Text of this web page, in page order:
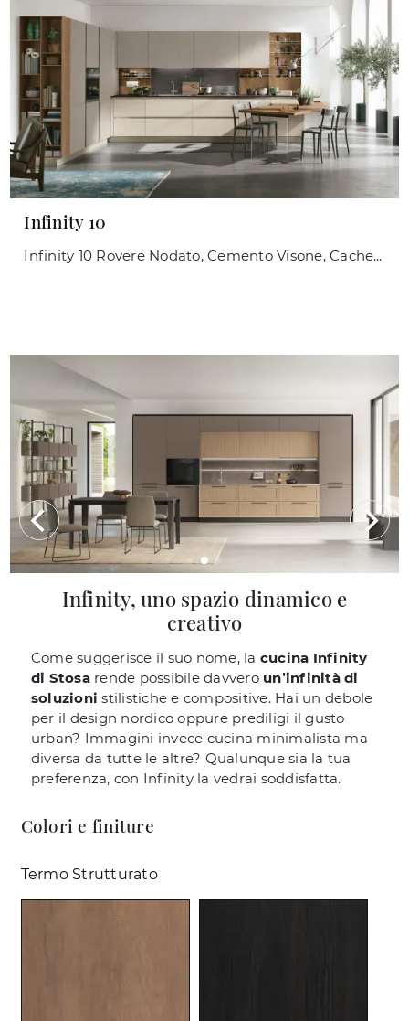
Infinity 10
Infinity 10 Rovere Nodato, Cemento Visone, Cachemere, top Fenix Grigio Aragona
Infinity, uno spazio dinamico e
creativo
Come suggerisce il suo nome, la cucina Infinity
di Stosarende possibile davvero un’infinità di
soluzioni stilistiche e compositive. Hai un debole
per il design nordico oppure prediligi il gusto
urban? Immagini invece cucina minimalista ma
diversa da tutte le altre? Qualunque sia la tua
preferenza, con Infinity la vedrai soddisfatta.
Colori e finiture
Termo Strutturato